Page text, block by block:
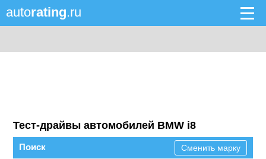
autorating.ru
Тест-драйвы автомобилей BMW i8
Поиск Сменить марку